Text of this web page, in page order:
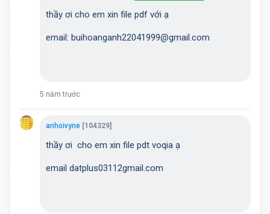
thầy ơi cho em xin file pdf với ạ
email: buihoanganh22041999@gmail.com
5 năm trước
anhoivyne [104329]
thầy ơi cho em xin file pdt voqia ạ
email datplus03112gmail.com